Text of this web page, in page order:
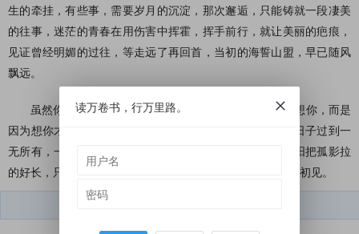
生的牵挂，有些事，需要岁月的沉淀，那次邂逅，只能铸就一段凄美
的往事，迷茫的青春在用伤害中挥霍，挥手前行，就让美丽的疤痕，
见证曾经明媚的过往，等走远了再回首，当初的海誓山盟，早已随风
飘远。
虽然你走出我的视线，但走不出我的
;不是寂寞才想你，而是
因为想你才寂寞。原来经历过爱恨别离之后，每个人都将日子过到一
无所有，一次次相逢一次次擦肩之后，依旧独自彷徨，夕阳把孤影拉
的好长，只是多了几许叹息，相逢何必曾相识，人生若只如初见。
读万卷书，行万里路。